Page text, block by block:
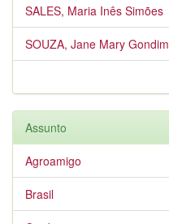
SALES, Maria Inês Simões
SOUZA, Jane Mary Gondim
Assunto
Agroamigo
Brasil